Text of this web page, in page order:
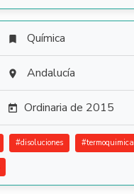
 Química
 Andalucía
 Ordinaria de 2015
#disoluciones #termoquimica